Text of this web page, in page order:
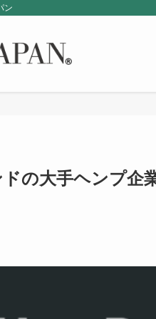
ン
ドの大手ヘンプ企